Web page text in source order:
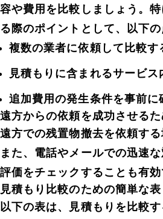
容や費用を比較しましょう。
る際のポイントとして、以下
複数の業者に依頼して比較す
見積もりに含まれるサービ
追加費用の発生条件を事前に
遠方からの依頼を成功させる
遠方での残置物撤去を依頼す
また、電話やメールでの迅速
評価をチェックすることも有効
見積もり比較のための簡単な表
以下の表は、見積もりを比較